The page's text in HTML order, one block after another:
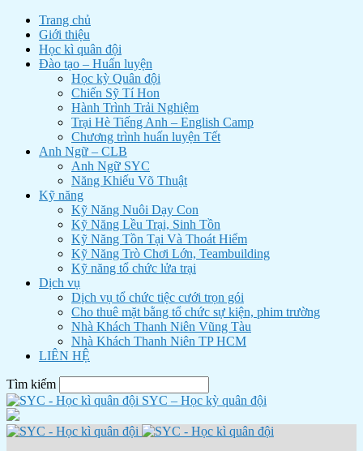
Trang chủ
Giới thiệu
Học kì quân đội
Đào tạo – Huấn luyện
Học kỳ Quân đội
Chiến Sỹ Tí Hon
Hành Trình Trải Nghiệm
Trại Hè Tiếng Anh – English Camp
Chương trình huấn luyện Tết
Anh Ngữ – CLB
Anh Ngữ SYC
Năng Khiếu Võ Thuật
Kỹ năng
Kỹ Năng Nuôi Dạy Con
Kỹ Năng Lều Trại, Sinh Tồn
Kỹ Năng Tồn Tại Và Thoát Hiểm
Kỹ Năng Trò Chơi Lớn, Teambuilding
Kỹ năng tổ chức lửa trại
Dịch vụ
Dịch vụ tổ chức tiệc cưới trọn gói
Cho thuê mặt bằng tổ chức sự kiện, phim trường
Nhà Khách Thanh Niên Vũng Tàu
Nhà Khách Thanh Niên TP HCM
LIÊN HỆ
Tìm kiếm
SYC – Học kỳ quân đội